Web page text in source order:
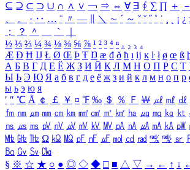
⊆ ⊇ ⊂ ⊃ ∪ ∩ ∧ ∨ ￢ ⇒ ⇔ ∀ ∃ ∮ ∑ ∏ ＋ －
、
。 · ‥ … ¨ 〃 ― ＼ ∼ ´ ～ ˇ ˘ ˝ ˚ ˙ ¸ ¡ ¿ ː
；
？ ＾ ｀
½ ⅓ ⅔ ¼ ¾ ⅛ ⅜ ⅝ ⅞ ¹ ² ³ ⁴ ⁿ ₁ ₂ ₃ ₄
Æ Ð Ħ Ĳ Ł Ø Œ Þ Ŧ Ŋ æ đ ð ħ ı ĳ ĸ ŀ ł ø œ ß
А Б В Г Д Е Ё Ж З И Й К Л М Н О П Р С Т
Ы Ь Э Ю Я а б в г д е ё ж з и й к л м н о п р
ы ь э ю я
′ ″ ℃ Å ￠ ￡ ￥ ¤ ℉ ‰ ＄ ％ Ｆ ￦ ㎕ ㎖ ㎗
㎙ ㎚ ㎛ ㎜ ㎝ ㎞ ㎟ ㎠ ㎡ ㎢ ㏊ ㎍ ㎎ ㎏ ㏏
㎱ ㎲ ㎳ ㎴ ㎵ ㎶ ㎷ ㎸ ㎹ ㎀ ㎁ ㎂ ㎃ ㎄ ㎺
㎒ ㎓ ㎔ Ω ㏀ ㏁ ㎊ ㎋ ㎌ ㏖ ㏅ ㎭ ㎮ ㎯ ㏛
㏃ ㏉ ㏜ ㏆
§ ※ ☆ ★ ○ ● ◎ ◇ ◆ □ ■ △ ▽ → ← ↑ ↓